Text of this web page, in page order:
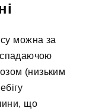
можна за
(низьким
що